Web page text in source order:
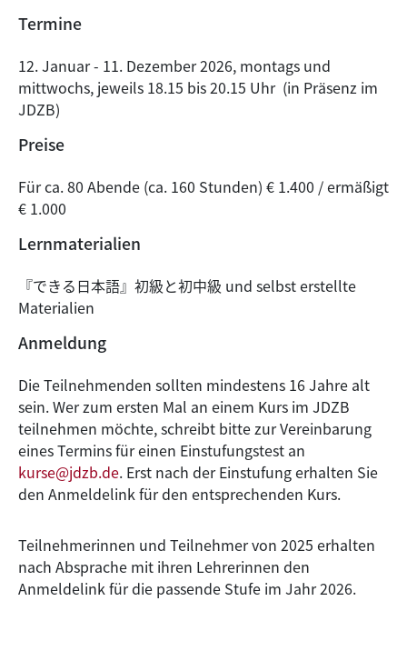
Termine
12. Januar - 11. Dezember 2026, montags und
mittwochs, jeweils 18.15 bis 20.15 Uhr (in Präsenz im
JDZB)
Preise
Für ca. 80 Abende (ca. 160 Stunden) € 1.400 / ermäßigt
€ 1.000
Lernmaterialien
『できる日本語』初級と初中級 und selbst erstellte
Materialien
Anmeldung
Die Teilnehmenden sollten mindestens 16 Jahre alt
sein. Wer zum ersten Mal an einem Kurs im JDZB
teilnehmen möchte, schreibt bitte zur Vereinbarung
eines Termins für einen Einstufungstest an
kurse@jdzb.de. Erst nach der Einstufung erhalten Sie
den Anmeldelink für den entsprechenden Kurs.
Teilnehmerinnen und Teilnehmer von 2025 erhalten
nach Absprache mit ihren Lehrerinnen den
Anmeldelink für die passende Stufe im Jahr 2026.